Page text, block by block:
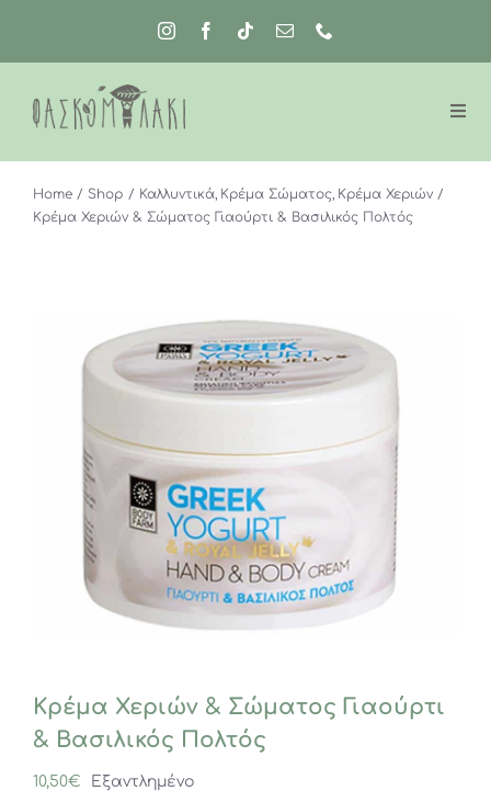
περιεχόμενο
Home Shop Καλλυντικά Κρέμα Σώματος Κρέμα Χεριών
Κρέμα Χεριών & Σώματος Γιαούρτι & Βασιλικός Πολτός
Κρέμα Χεριών & Σώματος Γιαούρτι
& Βασιλικός Πολτός
10,50€ Εξαντλημένο